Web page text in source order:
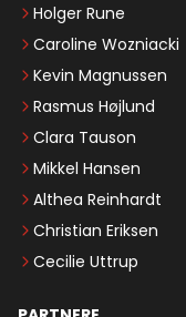
Holger Rune
Caroline Wozniacki
Kevin Magnussen
Rasmus Højlund
Clara Tauson
Mikkel Hansen
Althea Reinhardt
Christian Eriksen
Cecilie Uttrup